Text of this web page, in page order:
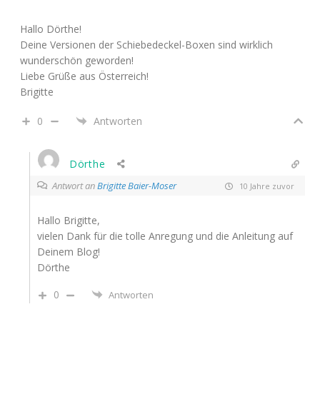
Hallo Dörthe!
Deine Versionen der Schiebedeckel-Boxen sind wirklich
wunderschön geworden!
Liebe Grüße aus Österreich!
Brigitte
0 Antworten
Dörthe
Antwort anBrigitte Baier-Moser 10 Jahre zuvor
Hallo Brigitte,
vielen Dank für die tolle Anregung und die Anleitung auf
Deinem Blog!
Dörthe
0
Antworten